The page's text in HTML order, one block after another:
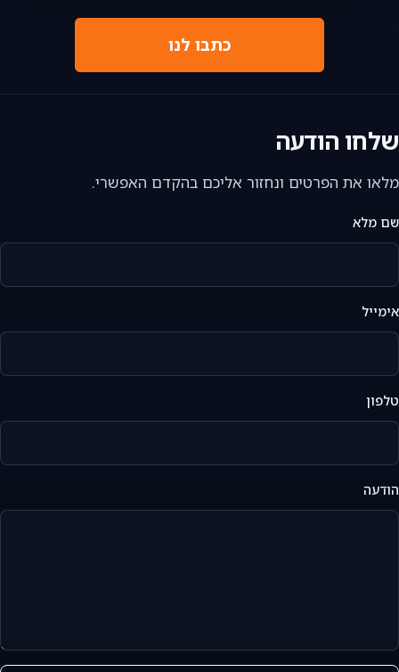
כתבו לנו
שלחו הודעה
מלאו את הפרטים ונחזור אליכם בהקדם האפשרי.
שם מלא
אימייל
טלפון
הודעה